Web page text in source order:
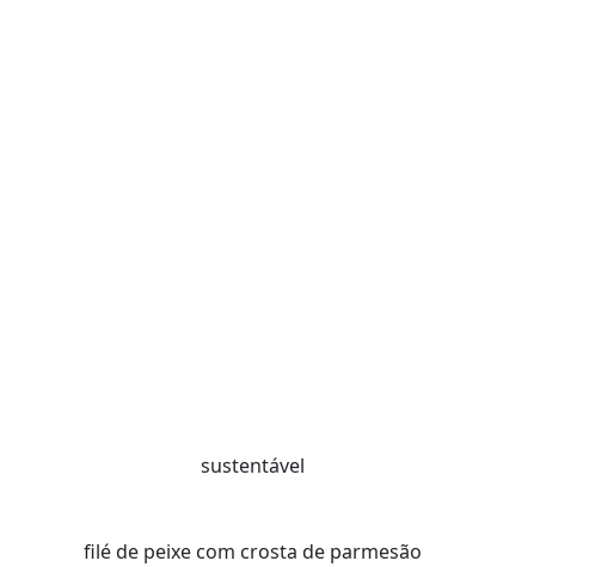
sustentável
filé de peixe com crosta de parmesão